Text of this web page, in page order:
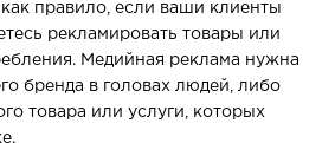
правило, если ваши клиенты
рекламировать товары или
Медийная реклама нужна
бренда в головах людей, либо
товара или услуги, которых